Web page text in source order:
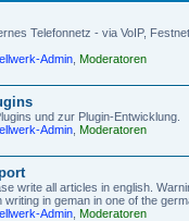
Telefonnetz - via VoIP,
Admin Moderatoren
und zur Plugin-Entwicklung.
Admin Moderatoren
write all articles in english.
in geman in one of the
Admin Moderatoren